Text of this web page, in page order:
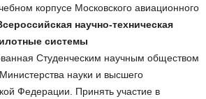
корпусе Московского авиационного
научно-техническая
системы
Студенческим научным обществом
науки и высшего
Федерации. Принять участие в